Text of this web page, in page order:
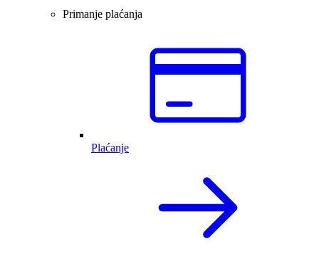
Primanje plaćanja
Plaćanje